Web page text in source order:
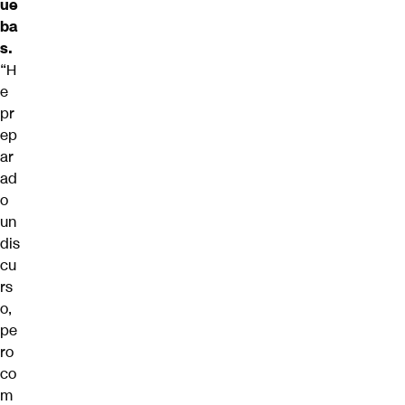
ue
ba
s.
“H
e
pr
ep
ar
ad
o
un
dis
cu
rs
o,
pe
ro
co
m